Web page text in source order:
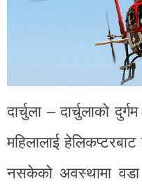
दार्चुला – दार्चुलाको
महिलालाई
नसकेको अवस्थामा वडा